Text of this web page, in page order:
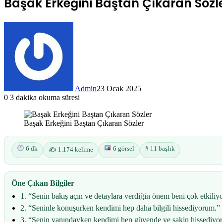
Admin23 Ocak 2025
0 3 dakika okuma süresi
Başak Erkeğini Baştan Çıkaran Sözler
6 dk ✍️ 1.174 kelime 6 görsel # 11 başlık
Öne Çıkan Bilgiler
1. “Senin bakış açın ve detaylara verdiğin önem beni çok
2. “Seninle konuşurken kendimi hep daha bilgili hissediyorum.”
3. “Senin yanındayken kendimi hep güvende ve sakin